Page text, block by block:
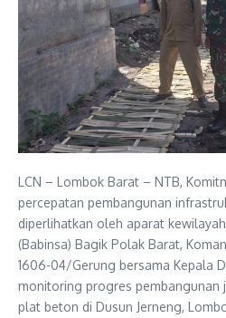
LCN – Lombok Barat – NTB,
percepatan pembangunan
diperlihatkan oleh aparat
(Babinsa) Bagik Polak Barat,
1606-04/Gerung bersama Kepala
monitoring progres pembangunan
plat beton di Dusun Jerneng,